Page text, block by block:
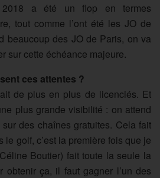
a été un flop en termes
tout comme l’ont été les JO de
beaucoup des JO de Paris, on va
sur cette échéance majeure.
ces attentes ?
ait de plus en plus de licenciés. Et
plus grande visibilité : on attend
des chaînes gratuites. Cela fait
le golf, c’est la première fois que je
Boutier) fait toute la seule la
obtenir ça, il faut gagner l’un des